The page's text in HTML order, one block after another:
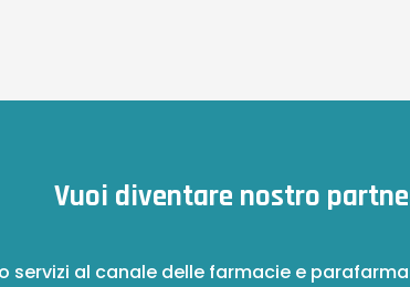
Vuoi diventare nostro
servizi al canale delle farmacie e